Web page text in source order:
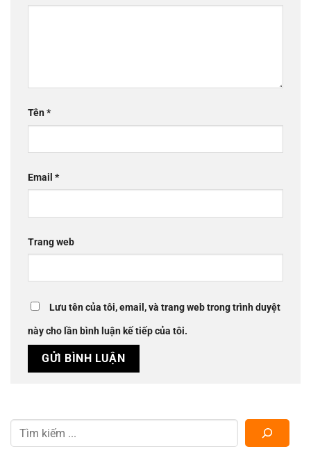
Tên*
Email *
Trang web
Lưu tên của tôi, email, và trang web trong trình duyệt
này cho lần bình luận kế tiếp của tôi.